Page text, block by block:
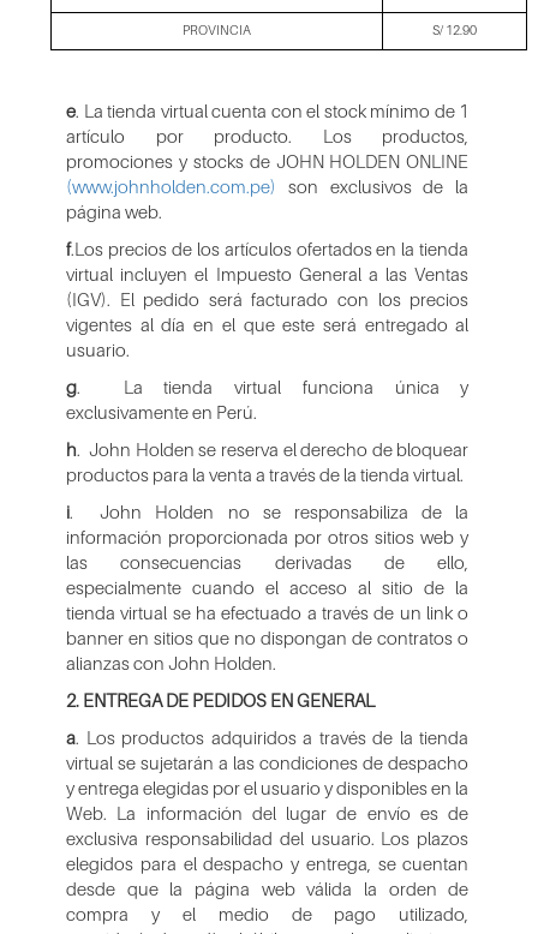
PROVINCIA S/ 12.90
e. La tienda virtual cuenta con el stock mínimo de 1
artículo por producto. Los productos,
promociones y stocks de JOHN HOLDEN ONLINE
(www.johnholden.com.pe)
son exclusivos de la
página web.
f.Los precios de los artículos ofertados en la tienda
virtual incluyen el Impuesto General a las Ventas
(IGV). El pedido será facturado con los precios
vigentes al día en el que este será entregado al
usuario.
g. La tienda virtual funciona única y
exclusivamente en Perú.
h. John Holden se reserva el derecho de bloquear
productos para la venta a través de la tienda virtual.
i. John Holden no se responsabiliza de la
información proporcionada por otros sitios web y
las consecuencias derivadas de ello,
especialmente cuando el acceso al sitio de la
tienda virtual se ha efectuado a través de un link o
banner en sitios que no dispongan de contratos o
alianzas con John Holden.
2. ENTREGA DE PEDIDOS EN GENERAL
a. Los productos adquiridos a través de la tienda
virtual se sujetarán a las condiciones de despacho
y entrega elegidas por el usuario y disponibles en la
Web. La información del lugar de envío es de
exclusiva responsabilidad del usuario. Los plazos
elegidos para el despacho y entrega, se cuentan
desde que la página web válida la orden de
compra y el medio de pago utilizado,